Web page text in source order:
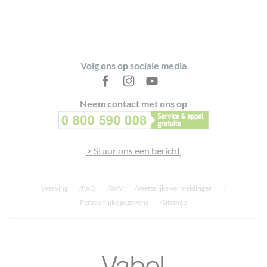
– Het product maakt het ontwarren van het haar gemakkelijker
– Het product herstelt mijn haar (73%*)
– Het product geeft zachtheid aan mijn haar (79%*)
– Beschermt droog, beschadigd of breekbaar haar (75%*)
na 21 dagen gebruik, twee tot drie keer per week
Volg ons op sociale media
Neem contact met ons op
> Stuur ons een bericht
Werving FAQ AVV
Wettelijke vermeldingen
Persoonlijke gegevens
Sitemap